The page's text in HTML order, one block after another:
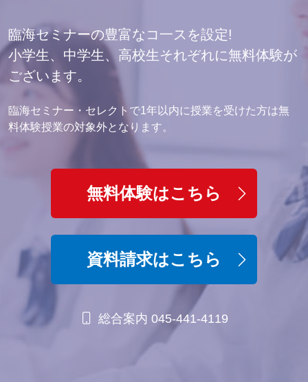
臨海セミナーの豊富なコ一スを設定!
小学生、中学生、高校生それぞれに無料体験が
ございます。
臨海セミナー・セレクトで1年以内に授業を受けた方は無
料体験授業の対象外となります。
無料体験はこちら
資料請求はこちら
総合案内 045-441-4119